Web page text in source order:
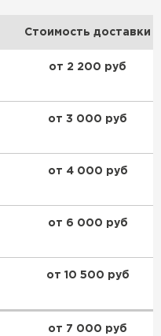
Стоимость доставки
от 2 200 руб
от 3 000 руб
от 4 000 руб
от 6 000 руб
от 10 500 руб
от 7 000 руб